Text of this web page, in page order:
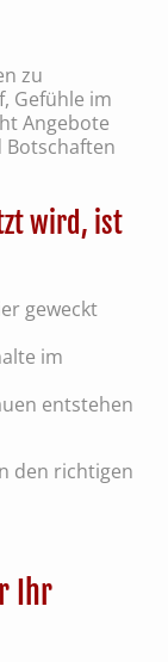
zu
Gefühle im
Angebote
wird, ist
geweckt
im
entstehen
den richtigen
Ihr